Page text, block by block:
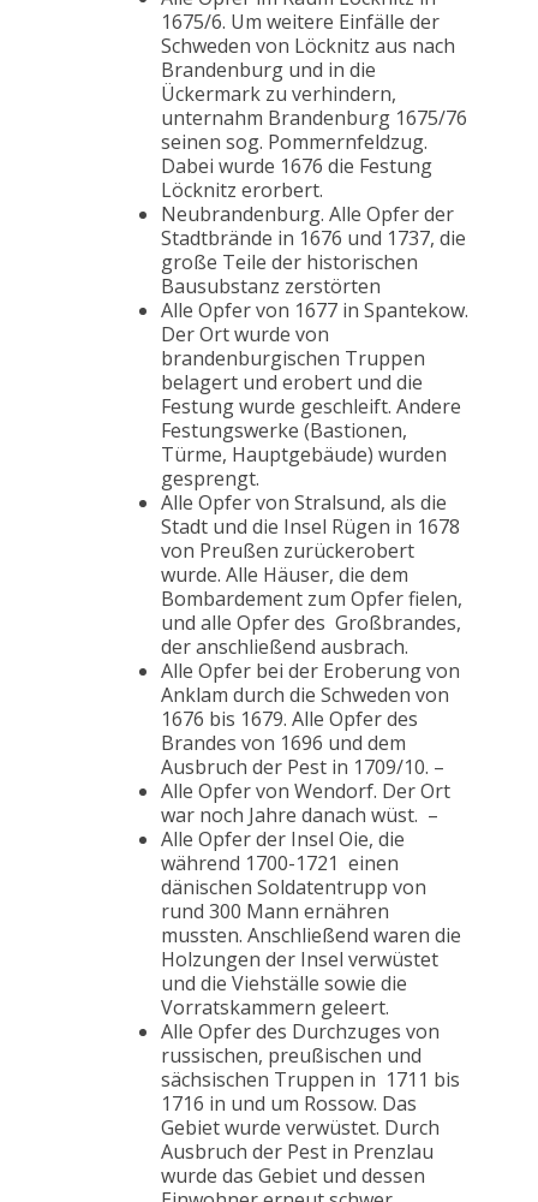
1675/6. Um weitere Einfälle der
Schweden von Löcknitz aus nach
Brandenburg und in die
Ückermark zu verhindern,
unternahm Brandenburg 1675/76
seinen sog. Pommernfeldzug.
Dabei wurde 1676 die Festung
Löcknitz erorbert.
Neubrandenburg. Alle Opfer der
Stadtbrände in 1676 und 1737, die
große Teile der historischen
Bausubstanz zerstörten
Alle Opfer von 1677 in Spantekow.
Der Ort wurde von
brandenburgischen Truppen
belagert und erobert und die
Festung wurde geschleift. Andere
Festungswerke (Bastionen,
Türme, Hauptgebäude) wurden
gesprengt.
Alle Opfer von Stralsund, als die
Stadt und die Insel Rügen in 1678
von Preußen zurückerobert
wurde. Alle Häuser, die dem
Bombardement zum Opfer fielen,
und alle Opfer des Großbrandes,
der anschließend ausbrach.
Alle Opfer bei der Eroberung von
Anklam durch die Schweden von
1676 bis 1679. Alle Opfer des
Brandes von 1696 und dem
Ausbruch der Pest in 1709/10. –
Alle Opfer von Wendorf. Der Ort
war noch Jahre danach wüst. –
Alle Opfer der Insel Oie, die
während 1700-1721 einen
dänischen Soldatentrupp von
rund 300 Mann ernähren
mussten. Anschließend waren die
Holzungen der Insel verwüstet
und die Viehställe sowie die
Vorratskammern geleert.
Alle Opfer des Durchzuges von
russischen, preußischen und
sächsischen Truppen in 1711 bis
1716 in und um Rossow. Das
Gebiet wurde verwüstet. Durch
Ausbruch der Pest in Prenzlau
wurde das Gebiet und dessen